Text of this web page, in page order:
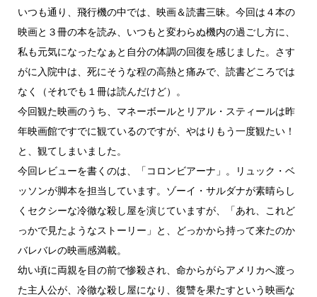
いつも通り、飛行機の中では、映画＆読書三昧。今回は４本の
映画と３冊の本を読み、いつもと変わらぬ機内の過ごし方に、
私も元気になったなぁと自分の体調の回復を感じました。さす
がに入院中は、死にそうな程の高熱と痛みで、読書どころでは
なく（それでも１冊は読んだけど）。
今回観た映画のうち、マネーボールとリアル・スティールは昨
年映画館ですでに観ているのですが、やはりもう一度観たい！
と、観てしまいました。
今回レビューを書くのは、「コロンビアーナ」。リュック・ベ
ッソンが脚本を担当しています。ゾーイ・サルダナが素晴らし
くセクシーな冷徹な殺し屋を演じていますが、「あれ、これど
っかで見たようなストーリー」と、どっかから持って来たのか
バレバレの映画感満載。
幼い頃に両親を目の前で惨殺され、命からがらアメリカへ渡っ
た主人公が、冷徹な殺し屋になり、復讐を果たすという映画な